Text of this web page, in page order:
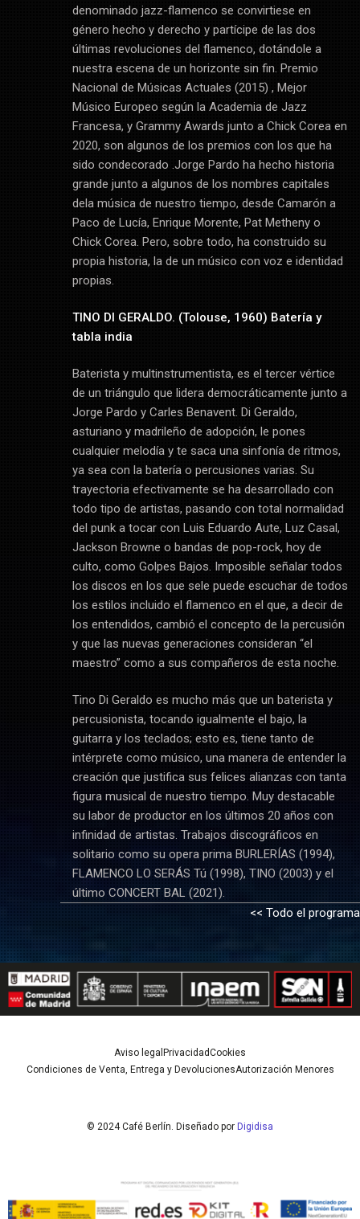
denominado jazz-flamenco se convirtiese en
género hecho y derecho y partícipe de las dos
últimas revoluciones del flamenco, dotándole a
nuestra escena de un horizonte sin fin. Premio
Nacional de Músicas Actuales (2015) , Mejor
Músico Europeo según la Academia de Jazz
Francesa, y Grammy Awards junto a Chick Corea en
2020, son algunos de los premios con los que ha
sido condecorado .Jorge Pardo ha hecho historia
grande junto a algunos de los nombres capitales
dela música de nuestro tiempo, desde Camarón a
Paco de Lucía, Enrique Morente, Pat Metheny o
Chick Corea. Pero, sobre todo, ha construido su
propia historia, la de un músico con voz e identidad
propias.
TINO DI GERALDO. (Tolouse, 1960) Batería y
tabla india
Baterista y multinstrumentista, es el tercer vértice
de un triángulo que lidera democráticamente junto a
Jorge Pardo y Carles Benavent. Di Geraldo,
asturiano y madrileño de adopción, le pones
cualquier melodía y te saca una sinfonía de ritmos,
ya sea con la batería o percusiones varias. Su
trayectoria efectivamente se ha desarrollado con
todo tipo de artistas, pasando con total normalidad
del punk a tocar con Luis Eduardo Aute, Luz Casal,
Jackson Browne o bandas de pop-rock, hoy de
culto, como Golpes Bajos. Imposible señalar todos
los discos en los que sele puede escuchar de todos
los estilos incluido el flamenco en el que, a decir de
los entendidos, cambió el concepto de la percusión
y que las nuevas generaciones consideran “el
maestro” como a sus compañeros de esta noche.
Tino Di Geraldo es mucho más que un baterista y
percusionista, tocando igualmente el bajo, la
guitarra y los teclados; esto es, tiene tanto de
intérprete como músico, una manera de entender la
creación que justifica sus felices alianzas con tanta
figura musical de nuestro tiempo. Muy destacable
su labor de productor en los últimos 20 años con
infinidad de artistas. Trabajos discográficos en
solitario como su opera prima BURLERÍAS (1994),
FLAMENCO LO SERÁS Tú (1998), TINO (2003) y el
último CONCERT BAL (2021).
<< Todo el programa
© 2024 Café Berlín. Diseñado por Digidisa
Aviso legal PrivacidadCookies
Condiciones de Venta, Entrega y DevolucionesAutorización Menores